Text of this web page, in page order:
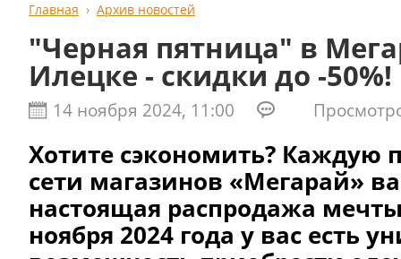
Главная Архив новостей
"Черная пятница" в
Илецке - скидки до -50%!
14 ноября 2024, 11:00
Хотите сэкономить? Каждую
сети магазинов «Мегарай»
настоящая распродажа
ноября 2024 года у вас есть